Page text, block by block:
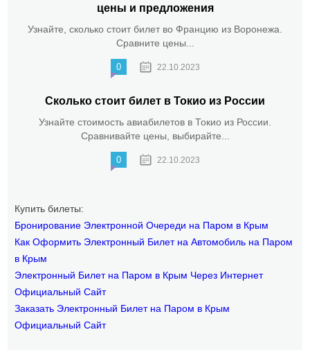
цены и предложения
Узнайте, сколько стоит билет во Францию из Воронежа.
Сравните цены...
0 22.10.2023
Сколько стоит билет в Токио из России
Узнайте стоимость авиабилетов в Токио из России.
Сравнивайте цены, выбирайте...
0 22.10.2023
Купить билеты:
Бронирование Электронной Очереди на Паром в Крым
Как Оформить Электронный Билет на Автомобиль на Паром
в Крым
Электронный Билет на Паром в Крым Через Интернет
Официальный Сайт
Заказать Электронный Билет на Паром в Крым
Официальный Сайт